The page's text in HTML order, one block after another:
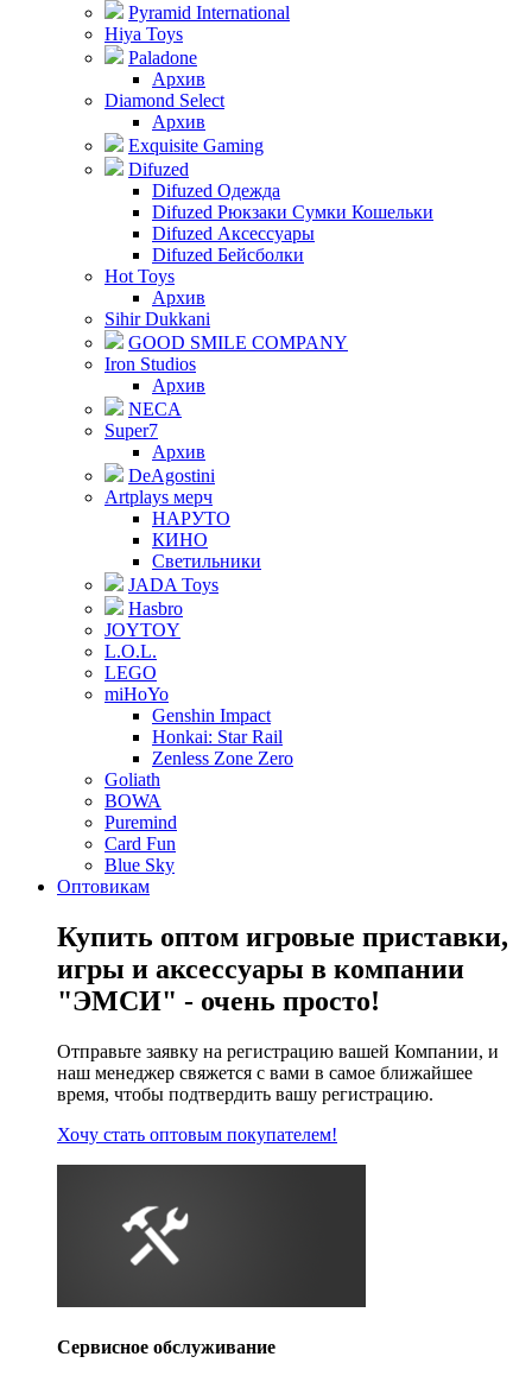
Pyramid International
Hiya Toys
Paladone
Архив
Diamond Select
Архив
Exquisite Gaming
Difuzed
Difuzed Одежда
Difuzed Рюкзаки Сумки Кошельки
Difuzed Аксессуары
Difuzed Бейсболки
Hot Toys
Архив
Sihir Dukkani
GOOD SMILE COMPANY
Iron Studios
Архив
NECA
Super7
Архив
DeAgostini
Artplays мерч
НАРУТО
КИНО
Светильники
JADA Toys
Hasbro
JOYTOY
L.O.L.
LEGO
miHoYo
Genshin Impact
Honkai: Star Rail
Zenless Zone Zero
Goliath
BOWA
Puremind
Card Fun
Blue Sky
Оптовикам
Купить оптом игровые приставки,
игры и аксессуары в компании
"ЭМСИ" - очень просто!
Отправьте заявку на регистрацию вашей Компании, и
наш менеджер свяжется с вами в самое ближайшее
время, чтобы подтвердить вашу регистрацию.
Хочу стать оптовым покупателем!
Сервисное обслуживание